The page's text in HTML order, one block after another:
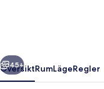
Nästa
45+
ÖversiktRumLägeRegler